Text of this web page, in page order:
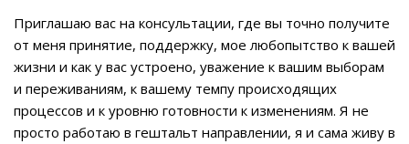
Приглашаю вас на консультации, где вы точно получите
от меня принятие, поддержку, мое любопытство к вашей
жизни и как у вас устроено, уважение к вашим выборам
и переживаниям, к вашему темпу происходящих
процессов и к уровню готовности к изменениям. Я не
просто работаю в гештальт направлении, я и сама живу в